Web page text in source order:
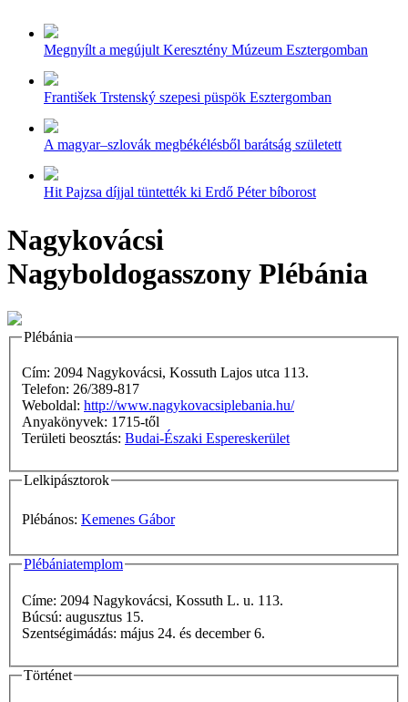
Megnyílt a megújult Keresztény Múzeum Esztergomban
František Trstenský szepesi püspök Esztergomban
A magyar–szlovák megbékélésből barátság született
Hit Pajzsa díjjal tüntették ki Erdő Péter bíborost
Nagykovácsi
Nagyboldogasszony Plébánia
Plébánia
Cím: 2094 Nagykovácsi, Kossuth Lajos utca 113.
Telefon: 26/389-817
Weboldal: http://www.nagykovacsiplebania.hu/
Anyakönyvek: 1715-től
Területi beosztás: Budai-Északi Espereskerület
Lelkipásztorok
Plébános: Kemenes Gábor
Plébániatemplom
Címe: 2094 Nagykovácsi, Kossuth L. u. 113.
Búcsú: augusztus 15.
Szentségimádás: május 24. és december 6.
Történet